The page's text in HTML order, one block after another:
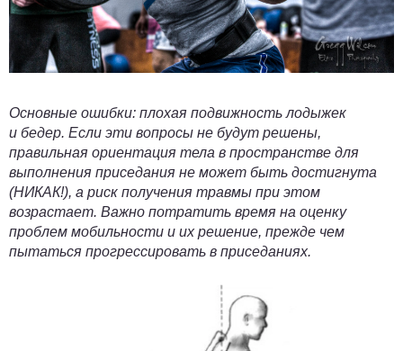
Основные ошибки: плохая подвижность лодыжек
и бедер. Если эти вопросы не будут решены,
правильная ориентация тела в пространстве для
выполнения приседания не может быть достигнута
(НИКАК!), а риск получения травмы при этом
возрастает. Важно потратить время на оценку
проблем мобильности и их решение, прежде чем
пытаться прогрессировать в приседаниях.